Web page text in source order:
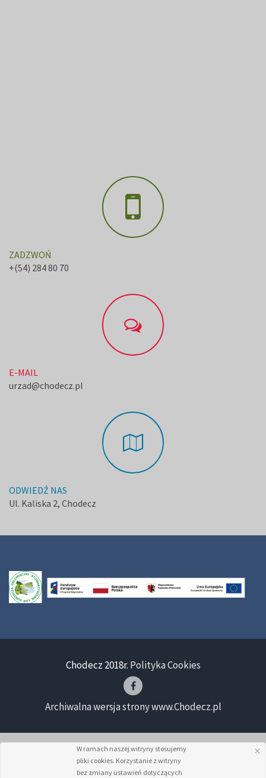
ZADZWOŃ
+(54) 284 80 70
E-MAIL
urzad@chodecz.pl
ODWIEDŹ NAS
Ul. Kaliska 2, Chodecz
Chodecz 2018r. Polityka Cookies
Archiwalna wersja strony www.Chodecz.pl
W ramach naszej witryny stosujemy
pliki cookies. Korzystanie z witryny
bez zmiany ustawień dotyczących